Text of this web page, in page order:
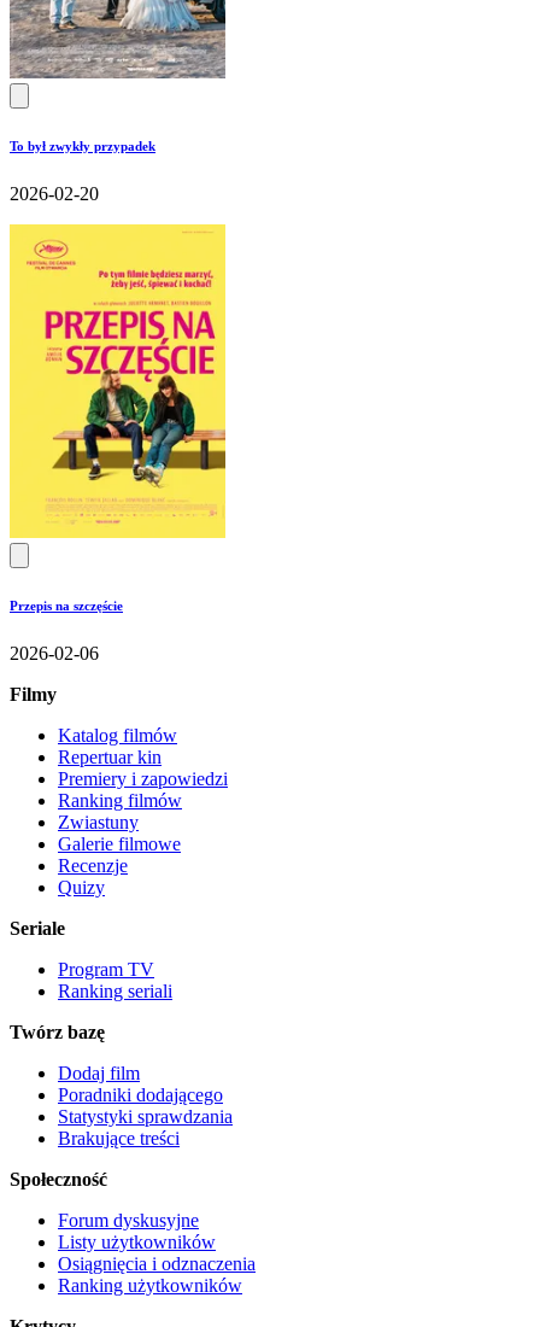
To był zwykły przypadek
2026-02-20
Przepis na szczęście
2026-02-06
Filmy
Katalog filmów
Repertuar kin
Premiery i zapowiedzi
Ranking filmów
Zwiastuny
Galerie filmowe
Recenzje
Quizy
Seriale
Program TV
Ranking seriali
Twórz bazę
Dodaj film
Poradniki dodającego
Statystyki sprawdzania
Brakujące treści
Społeczność
Forum dyskusyjne
Listy użytkowników
Osiągnięcia i odznaczenia
Ranking użytkowników